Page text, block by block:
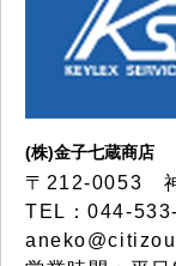
(株)金子七蔵商店
〒212-0053
TEL：044-